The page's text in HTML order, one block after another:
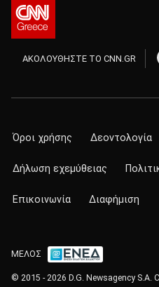
ΑΚΟΛΟΥΘΗΣΤΕ ΤΟ CNN.GR
Όροι χρήσης Δεοντολογία
Δήλωση εχεμύθειας
Επικοινωνία Διαφήμιση
ΜΕΛΟΣ
© 2015 - 2026 D.G. Newsagency